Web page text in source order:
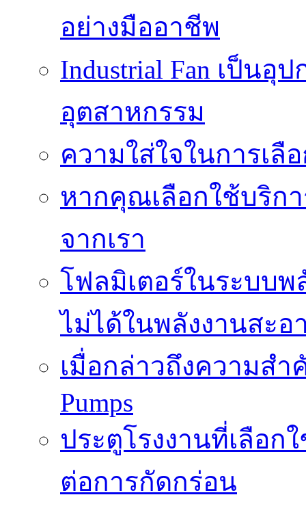
อย่างมืออาชีพ
Industrial Fan เป็น
อุตสาหกรรม
ความใส่ใจในการเ
หากคุณเลือกใช้บริก
จากเรา
โฟลมิเตอร์ในระบบ
ไม่ได้ในพลังงานสะอ
เมื่อกล่าวถึงความสำ
Pumps
ประตูโรงงานที่เลือ
ต่อการกัดกร่อน